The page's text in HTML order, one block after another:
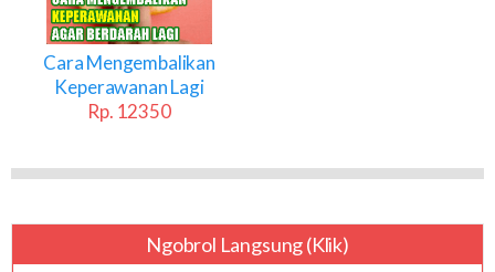
Cara Mengembalikan
Keperawanan Lagi
Rp. 12350
Ngobrol Langsung (klik)